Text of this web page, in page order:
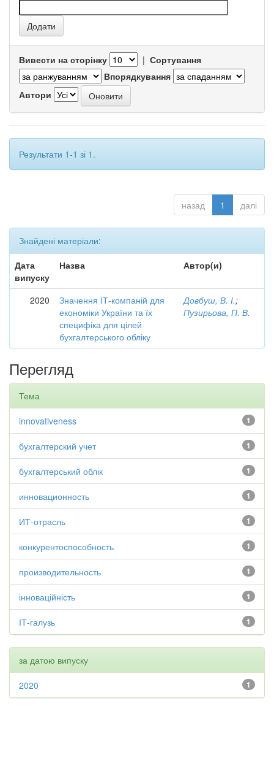
Вивести на сторінку | Сортування
Впорядкування
Автори
Результати 1-1 зі 1.
назад 1 далі
Знайдені матеріали:
Дата
випуску
Назва Автор(и)
2020
Значення ІТ-компаній для
економіки України та їх
специфіка для цілей
бухгалтерського обліку
Довбуш, В. І.;
Пузирьова, П. В.
Перегляд
Тема
1
innovativeness
1
бухгалтерский учет
1
бухгалтерський облік
1
инновационность
1
ИТ-отрасль
1
конкурентоспособность
1
производительность
1
інноваційність
1
ІТ-галузь
за датою випуску
1
2020